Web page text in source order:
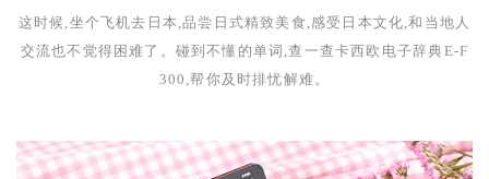
这时候,坐个飞机去日本,品尝日式精致美食,感受日本文化,和当地人
交流也不觉得困难了。碰到不懂的单词,查一查卡西欧电子辞典 E-F
300 ,帮你及时排忧解难。